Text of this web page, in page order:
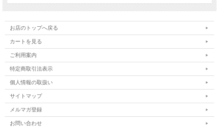
お店のトップへ戻る
カートを見る
ご利用案内
特定商取引法表示
個人情報の取扱い
サイトマップ
メルマガ登録
お問い合わせ